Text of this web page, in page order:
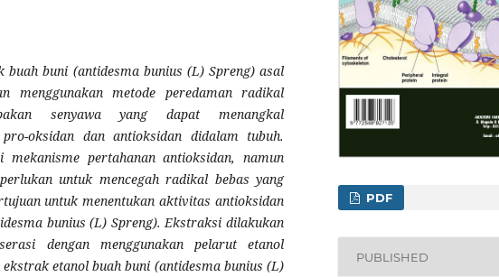
buni (antidesma bunius (L) Spreng) asal
menggunakan metode peredaman radikal
senyawa yang dapat menangkal
oksidan dan antioksidan didalam tubuh.
mekanisme pertahanan antioksidan, namun
untuk mencegah radikal bebas yang
untuk menentukan aktivitas antioksidan
bunius (L) Spreng). Ekstraksi dilakukan
dengan menggunakan pelarut etanol
etanol buah buni (antidesma bunius (L)
PDF
PUBLISHED